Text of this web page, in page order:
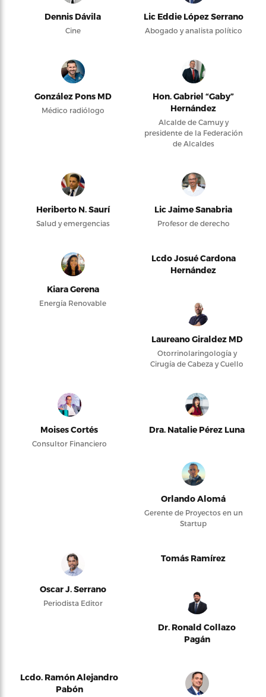
Dennis Dávila
Cine
Lic Eddie López Serrano
Abogado y analista político
González Pons MD
Médico radiólogo
Hon. Gabriel “Gaby”
Hernández
Alcalde de Camuy y
presidente de la Federación
de Alcaldes
Heriberto N. Saurí
Salud y emergencias
Lic Jaime Sanabria
Profesor de derecho
Kiara Gerena
Energía Renovable
Lcdo Josué Cardona
Hernández
Laureano Giraldez MD
Otorrinolaringología y
Cirugía de Cabeza y Cuello
Moises Cortés
Consultor Financiero
Dra. Natalie Pérez Luna
Orlando Alomá
Gerente de Proyectos en un
Startup
Oscar J. Serrano
Periodista Editor
Tomás Ramírez
Dr. Ronald Collazo
Pagán
Lcdo. Ramón Alejandro
Pabón